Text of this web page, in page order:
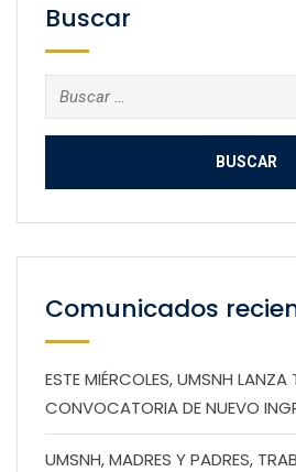
Buscar
Buscar:
Comunicados
ESTE MIÉRCOLES, UMSNH LANZA
CONVOCATORIA DE NUEVO
UMSNH, MADRES Y PADRES,